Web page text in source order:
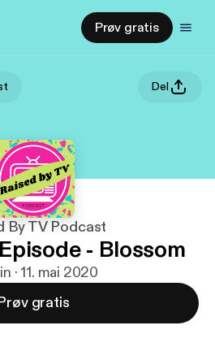
Prøv gratis
Del
By TV Podcast
- Blossom
· 11. mai 2020
gratis